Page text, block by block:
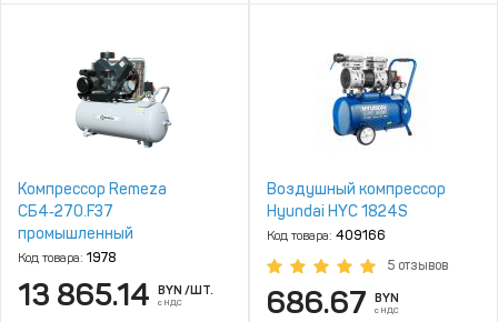
Компрессор Remeza
СБ4‑270.F37
промышленный
Код товара: 1978
13 865.14 BYN /ШТ.
с НДС
Воздушный компрессор
Hyundai HYC 1824S
Код товара: 409166
5 отзывов
686.67 BYN
с НДС